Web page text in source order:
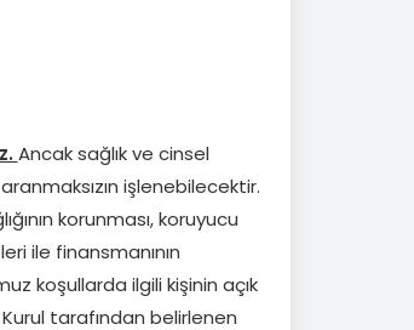
Ancak sağlık ve cinsel
işlenebilecektir.
korunması, koruyucu
ile finansmanının
koşullarda ilgili kişinin açık
Kurul tarafından belirlenen